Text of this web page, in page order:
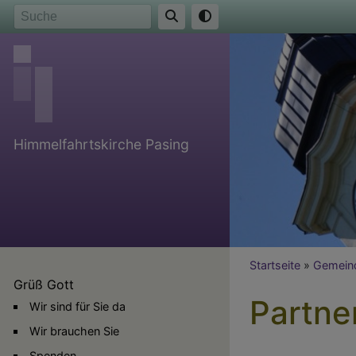
Direkt
zum
Inhalt
Himmelfahrtskirche Pasing
Grüß Gott
Wir sind für Sie da
Wir brauchen Sie
Startseite